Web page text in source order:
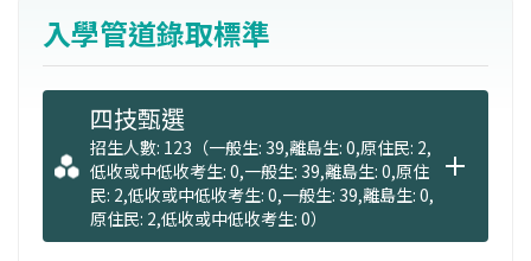
師資專業與完整，教與學的環境舒適，各項成
果十分豐碩，近五年學生於國際競賽共獲獎254
件，國內競賽（含入圍）達764件；碩士生發表
國內外研討會論文191篇（國際42篇）。教師學
術與產學能量穩健，期刊論文、研討會論文高
達214篇，並承接產學與研究計畫159案，總經
入學管道錄取標準
四技甄選
招生人數: 123（一般生: 39,離島生: 0,原住民: 2,
低收或中低收考生: 0,一般生: 39,離島生: 0,原住
民: 2,低收或中低收考生: 0,一般生: 39,離島生: 0,
原住民: 2,低收或中低收考生: 0）